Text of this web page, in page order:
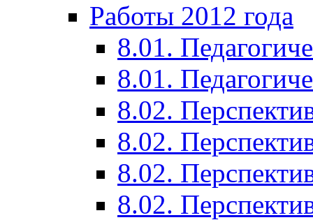
Работы 2012 года
8.01.
8.01.
8.02.
8.02.
8.02.
8.02.